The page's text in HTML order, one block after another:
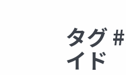
タグ
イド